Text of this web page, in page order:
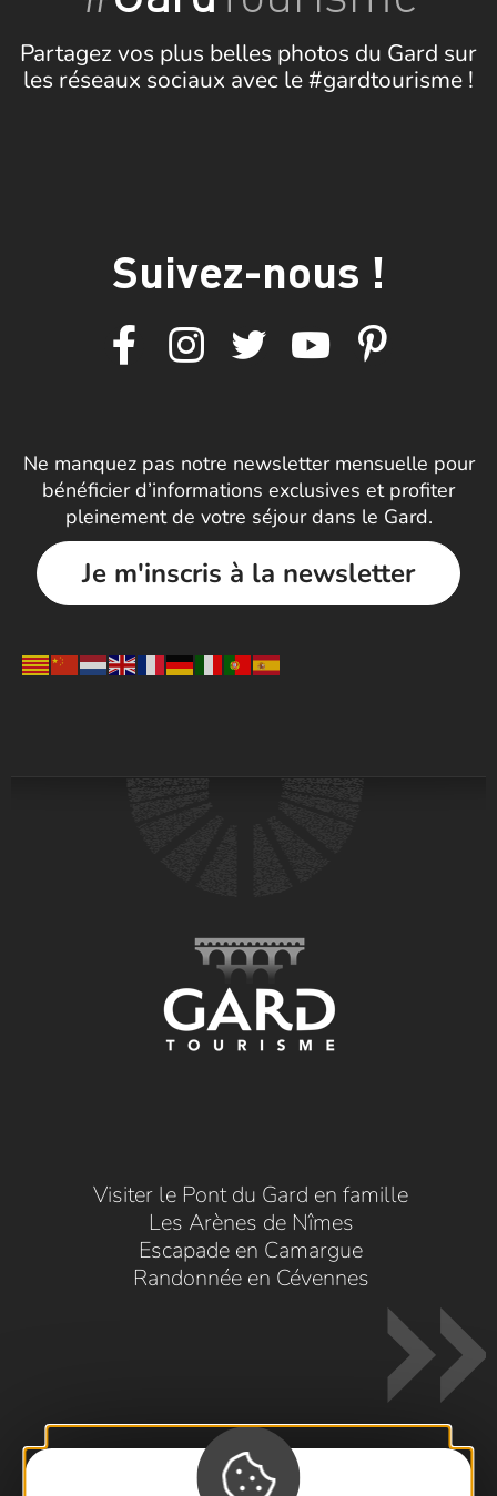
Partagez vos plus belles photos du Gard sur
les réseaux sociaux avec le #gardtourisme !
Suivez-nous !
Ne manquez pas notre newsletter mensuelle pour
bénéficier d’informations exclusives et profiter
pleinement de votre séjour dans le Gard.
Je m'inscris à la newsletter
Visiter le Pont du Gard en famille
Les Arènes de Nîmes
Escapade en Camargue
Randonnée en Cévennes